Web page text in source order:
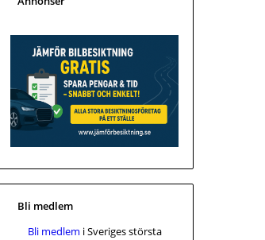
Bli medlem
Bli medlem i Sveriges största